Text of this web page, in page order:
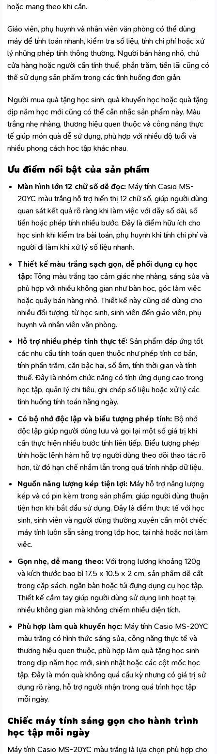
hoặc mang theo khi cần.
Giáo viên, phụ huynh và nhân viên văn phòng có thể dùng
máy để tính toán nhanh, kiểm tra số liệu, tính chi phí hoặc xử
lý những phép tính thông thường. Người bán hàng nhỏ, chủ
cửa hàng hoặc người cần tính thuế, phần trăm, tiền lãi cũng có
thể sử dụng sản phẩm trong các tình huống đơn giản.
Người mua quà tặng học sinh, quà khuyến học hoặc quà tặng
dịp năm học mới cũng có thể cân nhắc sản phẩm này. Màu
trắng nhẹ nhàng, thương hiệu quen thuộc và công năng thực
tế giúp món quà dễ sử dụng, phù hợp với nhiều độ tuổi và
nhiều phong cách học tập khác nhau.
Ưu điểm nổi bật của sản phẩm
Màn hình lớn 12 chữ số dễ đọc: Máy tính CasioMS-
20YC màu trắng hỗ trợ hiển thị 12 chữ số, giúp người dùng
quan sát kết quả rõ ràng khi làm việc với dãy số dài, số
tiền hoặc phép tính nhiều bước. Đây là điểm hữu ích cho
học sinh khi kiểm tra bài toán, phụ huynh khi tính chi phí và
người đi làm khi xử lý số liệu nhanh.
Thiết kế màu trắng sạch gọn, dễ phối dụng cụ học
tập:Tông màu trắng tạo cảm giác nhẹ nhàng, sáng sủa và
phù hợp với nhiều không gian như bàn học, góc làm việc
hoặc quầy bán hàng nhỏ. Thiết kế này cũng dễ dùng cho
nhiều đối tượng, từ học sinh, sinh viên đến giáo viên, phụ
huynh và nhân viên văn phòng.
Hỗ trợ nhiều phép tính thực tế:Sản phẩm đáp ứng tốt
các nhu cầu tính toán quen thuộc như phép tính cơ bản,
tính phần trăm, căn bậc hai, số âm, tính thời gian và tính
thuế. Đây là nhóm chức năng có tính ứng dụng cao trong
học tập, quản lý chi tiêu, ghi chép số liệu hoặc xử lý các
tình huống tính toán hằng ngày.
Có bộ nhớ độc lập và biểu tượng phép tính:Bộ nhớ
độc lập giúp người dùng lưu và gọi lại một số giá trị khi
cần thực hiện nhiều bước tính liên tiếp. Biểu tượng phép
tính hoặc lệnh hàm hỗ trợ người dùng theo dõi thao tác rõ
hơn, từ đó hạn chế nhầm lẫn trong quá trình nhập dữ liệu.
Nguồn năng lượng kép tiện lợi:Máy hỗ trợ năng lượng
kép và có pin kèm trong sản phẩm, giúp người dùng thuận
tiện hơn khi bắt đầu sử dụng. Đây là điểm thực tế với học
sinh, sinh viên và người dùng thường xuyên cần một chiếc
máy tính luôn sẵn sàng trong lớp học, tại nhà hoặc nơi làm
việc.
Gọn nhẹ, dễ mang theo:Với trọng lượng khoảng 120g
và kích thước bao bì 17.5 x 10.5 x 2 cm, sản phẩm dễ cất
trong cặp sách, ngăn bàn hoặc túi đựng dụng cụ học tập.
Thiết kế cầm tay giúp người dùng sử dụng linh hoạt tại
nhiều không gian mà không chiếm nhiều diện tích.
Phù hợp làm quà khuyến học:Máy tính Casio MS-20YC
màu trắng có hình thức sáng sủa, công năng thực tế và
thương hiệu quen thuộc, phù hợp làm quà tặng học sinh
trong dịp năm học mới, sinh nhật hoặc các cột mốc học
tập. Đây là món quà không quá cầu kỳ nhưng có giá trị sử
dụng rõ ràng, hỗ trợ người nhận trong quá trình học tập
mỗi ngày.
Chiếc máy tính sáng gọn cho hành trình
học tập mỗi ngày
Máy tính Casio MS-20YC màu trắng là lựa chọn phù hợp cho